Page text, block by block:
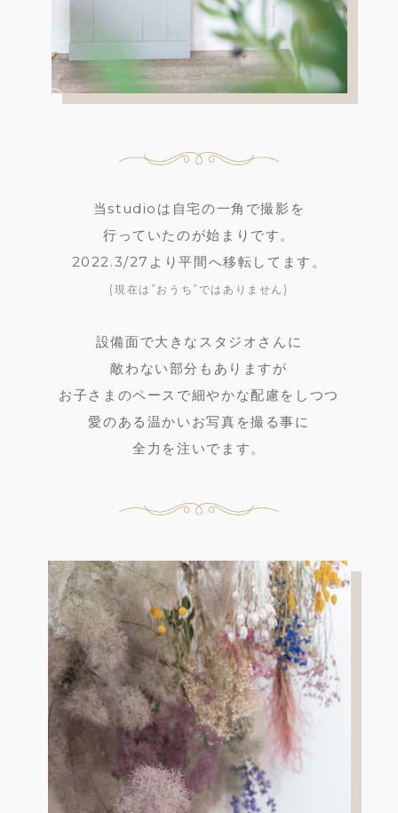
当studioは自宅の一角で撮影を
行っていたのが始まりです。
2022.3/27より平間へ移転してます。
(現在は”おうち”ではありません)
設備面で大きなスタジオさんに
敵わない部分もありますが
お子さまのペースで細やかな配慮をしつつ
愛のある温かいお写真を撮る事に
全力を注いでます。